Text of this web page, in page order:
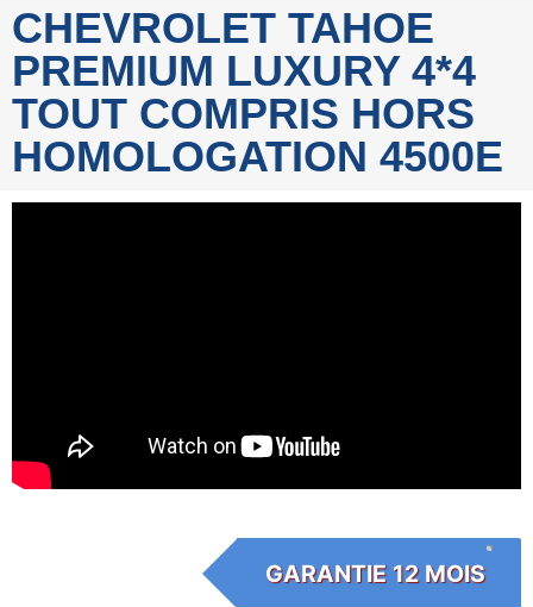
CHEVROLET TAHOE
PREMIUM LUXURY 4*4
TOUT COMPRIS HORS
HOMOLOGATION 4500E
GARANTIE 12 MOIS